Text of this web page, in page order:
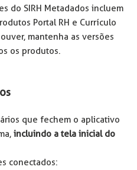
do SIRH Metadados incluem
Portal RH e Currículo
mantenha as versões
os produtos.
que fechem o aplicativo
incluindo a tela inicial do
conectados: